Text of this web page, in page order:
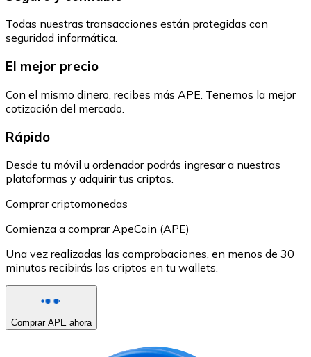
Todas nuestras transacciones están protegidas con
seguridad informática.
El mejor precio
Con el mismo dinero, recibes más APE. Tenemos la mejor
cotización del mercado.
Rápido
Desde tu móvil u ordenador podrás ingresar a nuestras
plataformas y adquirir tus criptos.
Comprar criptomonedas
Comienza a comprar ApeCoin (APE)
Una vez realizadas las comprobaciones, en menos de 30
minutos recibirás las criptos en tu wallets.
Comprar APE ahora